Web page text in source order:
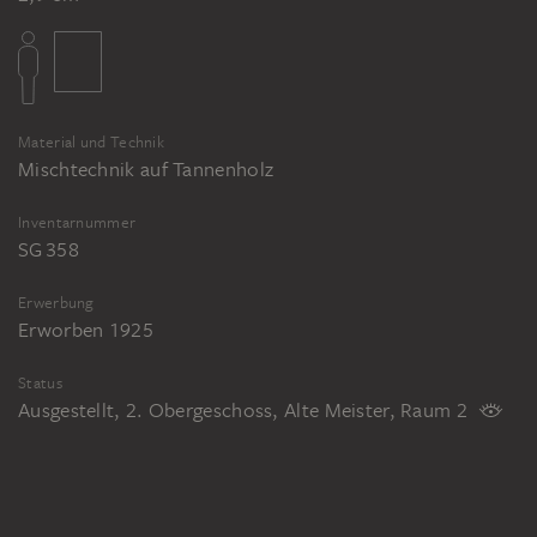
Material und Technik
Mischtechnik auf Tannenholz
Inventarnummer
SG 358
Erwerbung
Erworben 1925
Status
Ausgestellt, 2. Obergeschoss, Alte Meister, Raum 2